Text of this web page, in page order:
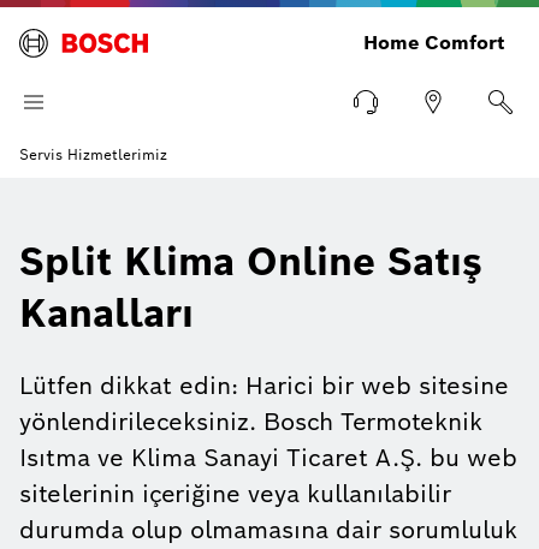
Home Comfort
Servis Hizmetlerimiz
Split Klima Online Satış
Kanalları
Lütfen dikkat edin: Harici bir web sitesine
yönlendirileceksiniz. Bosch Termoteknik
Isıtma ve Klima Sanayi Ticaret A.Ş. bu web
sitelerinin içeriğine veya kullanılabilir
durumda olup olmamasına dair sorumluluk